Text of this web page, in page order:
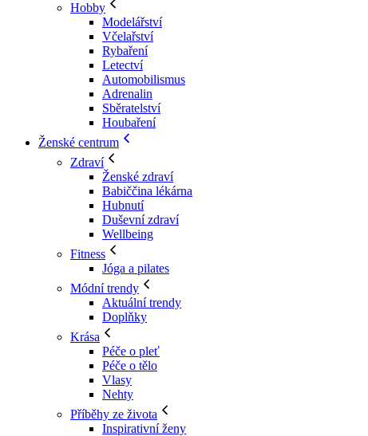
Hobby
Modelářství
Včelařství
Rybaření
Letectví
Automobilismus
Adrenalin
Sběratelství
Houbaření
Ženské centrum
Zdraví
Ženské zdraví
Babiččina lékárna
Hubnutí
Duševní zdraví
Wellbeing
Fitness
Jóga a pilates
Módní trendy
Aktuální trendy
Doplňky
Krása
Péče o pleť
Péče o tělo
Vlasy
Nehty
Příběhy ze života
Inspirativní ženy